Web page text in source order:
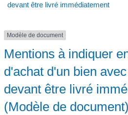
devant être livré immédiatement
Modèle de document
Mentions à indiquer
d'achat d'un bien
devant être livré
(Modèle de document)